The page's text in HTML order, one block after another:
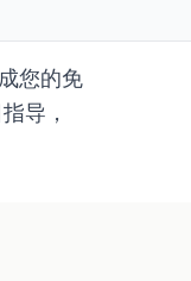
您的免
导，